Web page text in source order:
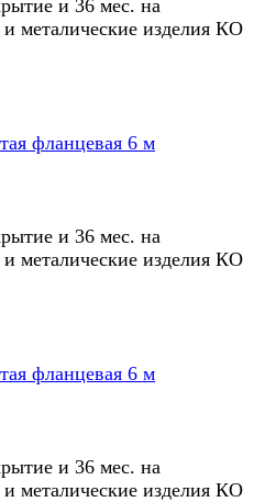
и 36 мес. на
металические изделия КО
фланцевая 6 м
и 36 мес. на
металические изделия КО
фланцевая 6 м
и 36 мес. на
металические изделия КО